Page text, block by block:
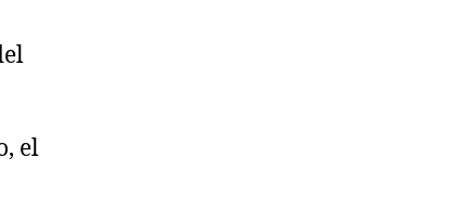
el